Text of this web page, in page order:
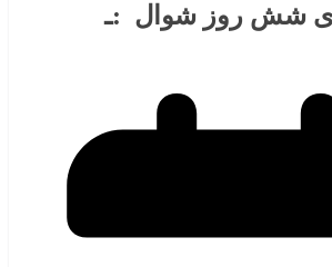
شش روز شوال :ـ